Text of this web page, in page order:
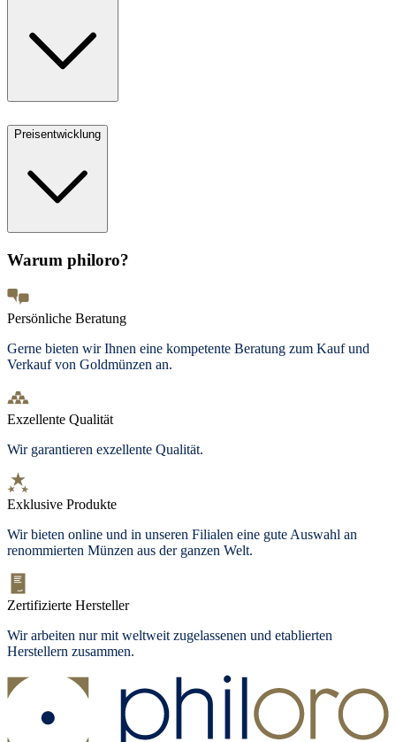
Preisentwicklung
Warum philoro?
Persönliche Beratung
Gerne bieten wir Ihnen eine kompetente Beratung zum Kauf und
Verkauf von Goldmünzen an.
Exzellente Qualität
Wir garantieren exzellente Qualität.
Exklusive Produkte
Wir bieten online und in unseren Filialen eine gute Auswahl an
renommierten Münzen aus der ganzen Welt.
Zertifizierte Hersteller
Wir arbeiten nur mit weltweit zugelassenen und etablierten
Herstellern zusammen.